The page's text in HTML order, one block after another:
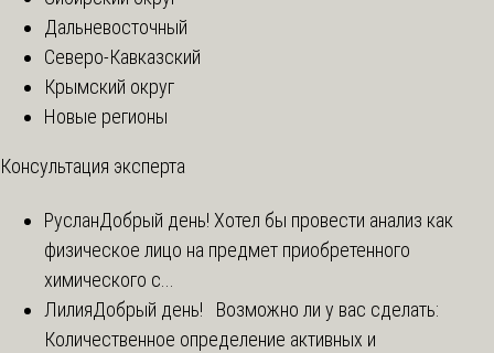
Дальневосточный
Северо-Кавказский
Крымский округ
Новые регионы
Консультация эксперта
РусланДобрый день! Хотел бы провести анализ как
физическое лицо на предмет приобретенного
химического с...
ЛилияДобрый день! Возможно ли у вас сделать:
Количественное определение активных и